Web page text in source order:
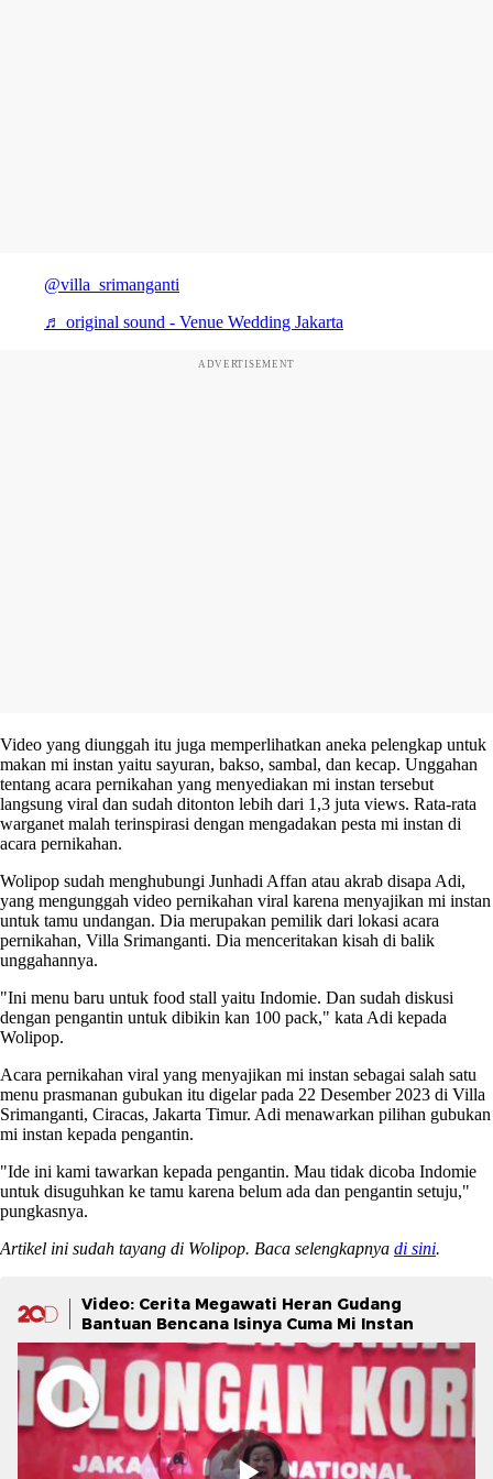
@villa_srimanganti
♬ original sound - Venue Wedding Jakarta
ADVERTISEMENT
Video yang diunggah itu juga memperlihatkan aneka pelengkap untuk
makan mi instan yaitu sayuran, bakso, sambal, dan kecap. Unggahan
tentang acara pernikahan yang menyediakan mi instan tersebut
langsung viral dan sudah ditonton lebih dari 1,3 juta views. Rata-rata
warganet malah terinspirasi dengan mengadakan pesta mi instan di
acara pernikahan.
Wolipop sudah menghubungi Junhadi Affan atau akrab disapa Adi,
yang mengunggah video pernikahan viral karena menyajikan mi instan
untuk tamu undangan. Dia merupakan pemilik dari lokasi acara
pernikahan, Villa Srimanganti. Dia menceritakan kisah di balik
unggahannya.
"Ini menu baru untuk food stall yaitu Indomie. Dan sudah diskusi
dengan pengantin untuk dibikin kan 100 pack," kata Adi kepada
Wolipop.
Acara pernikahan viral yang menyajikan mi instan sebagai salah satu
menu prasmanan gubukan itu digelar pada 22 Desember 2023 di Villa
Srimanganti, Ciracas, Jakarta Timur. Adi menawarkan pilihan gubukan
mi instan kepada pengantin.
"Ide ini kami tawarkan kepada pengantin. Mau tidak dicoba Indomie
untuk disuguhkan ke tamu karena belum ada dan pengantin setuju,"
pungkasnya.
Artikel ini sudah tayang di Wolipop. Baca selengkapnya di sini.
Video: Cerita Megawati Heran Gudang
Bantuan Bencana Isinya Cuma Mi Instan